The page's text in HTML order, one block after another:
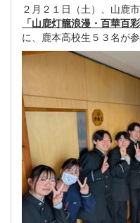
２月２１日（土）、山鹿
「山鹿灯籠浪漫・百華百
に、鹿本高校生５３名が参